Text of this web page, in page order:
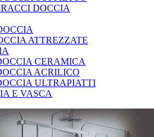
DOCCIA
ATTREZZATE
CERAMICA
ACRILICO
ULTRAPIATTI
E VASCA